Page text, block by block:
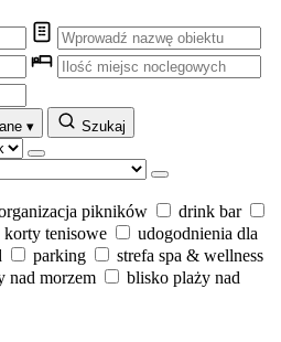
▾ Szukaj
pikników
drink bar
korty tenisowe
udogodnienia dla
parking
strefa spa & wellness
nad morzem
blisko plaży nad